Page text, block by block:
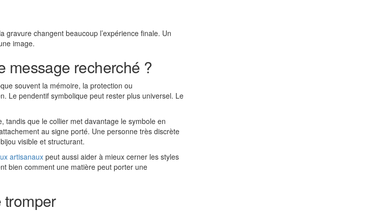
gravure changent beaucoup l’expérience finale. Un
image.
message recherché ?
souvent la mémoire, la protection ou
Le pendentif symbolique peut rester plus universel. Le
tandis que le collier met davantage le symbole en
au signe porté. Une personne très discrète
visible et structurant.
artisanauxpeut aussi aider à mieux cerner les styles
bien comment une matière peut porter une
tromper